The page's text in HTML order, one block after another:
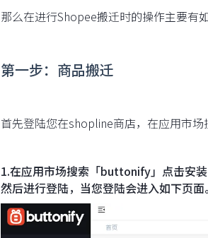
那么在进行Shopee搬迁时的操作主要有
第一步：商品搬迁
首先登陆您在shopline商店，在应用市场
1.在应用市场搜索「buttonify」点击安
然后进行登陆，当您登陆会进入如下页面。